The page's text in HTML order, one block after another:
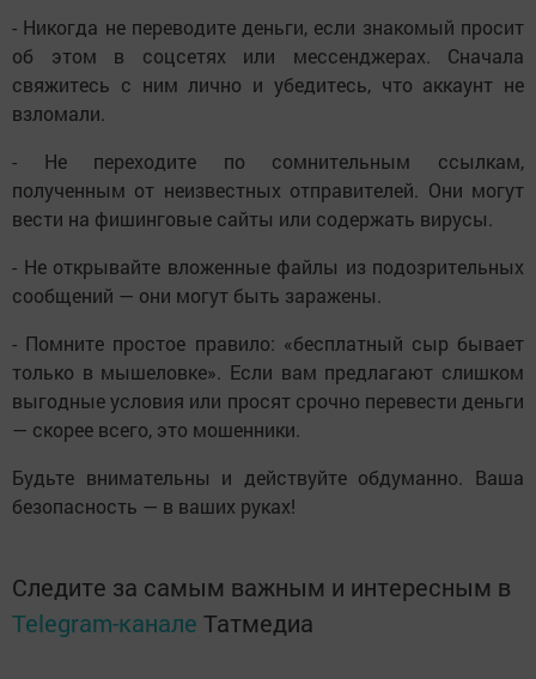
- Никогда не переводите деньги, если знакомый просит
об этом в соцсетях или мессенджерах. Сначала
свяжитесь с ним лично и убедитесь, что аккаунт не
взломали.
- Не переходите по сомнительным ссылкам,
полученным от неизвестных отправителей. Они могут
вести на фишинговые сайты или содержать вирусы.
- Не открывайте вложенные файлы из подозрительных
сообщений — они могут быть заражены.
- Помните простое правило: «бесплатный сыр бывает
только в мышеловке». Если вам предлагают слишком
выгодные условия или просят срочно перевести деньги
— скорее всего, это мошенники.
Будьте внимательны и действуйте обдуманно. Ваша
безопасность — в ваших руках!
Следите за самым важным и интересным в
Telegram-канале Татмедиа